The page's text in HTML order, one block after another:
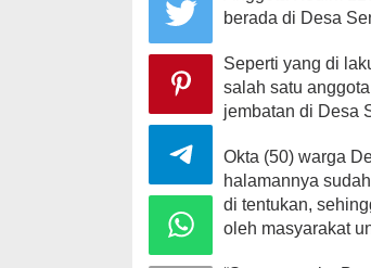
berada di Desa
Seperti yang di
salah satu
jembatan di Desa
Okta (50) warga
halamannya
di tentukan,
oleh masyarakat